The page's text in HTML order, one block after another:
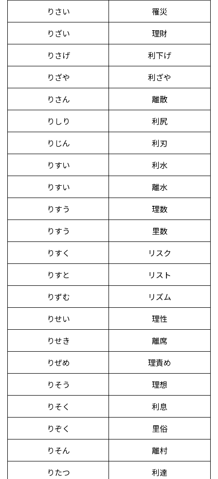
りさい
罹災
りざい
理財
りさげ
利下げ
りざや
利ざや
りさん
離散
りしり
利尻
りじん
利刃
りすい
利水
りすい
離水
りすう
理数
りすう
里数
りすく
リスク
りすと
リスト
りずむ
リズム
りせい
理性
りせき
離席
りぜめ
理責め
りそう
理想
りそく
利息
りぞく
里俗
りそん
離村
りたつ
利達